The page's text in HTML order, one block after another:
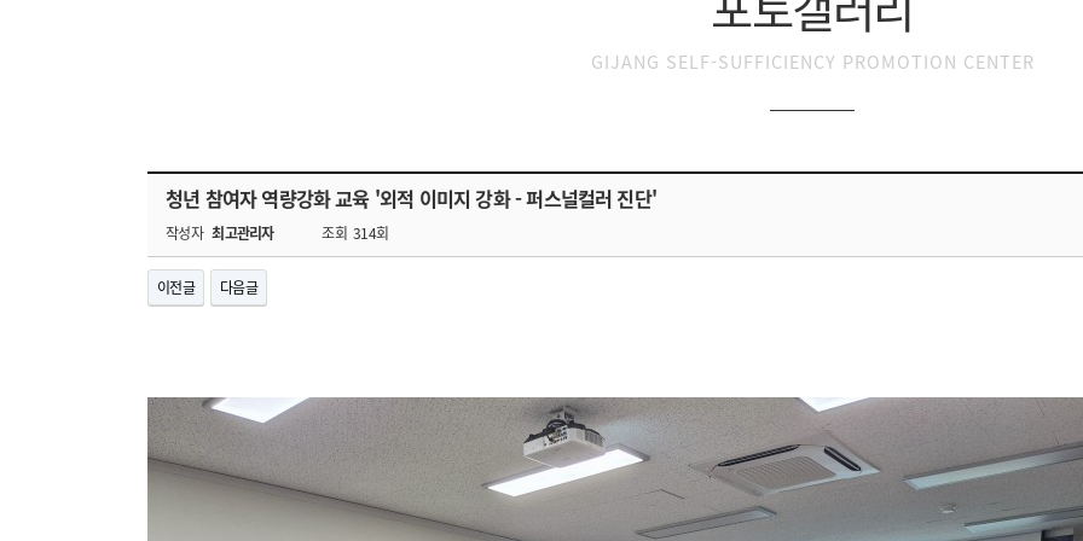
GIJANG SELF-SUFFICIENCY PROMOTION CENTER
청년 참여자 역량강화 교육 '외적 이미지 강화 - 퍼스널컬러 진단'
작성자 최고관리자 조회 314회
이전글 다음글